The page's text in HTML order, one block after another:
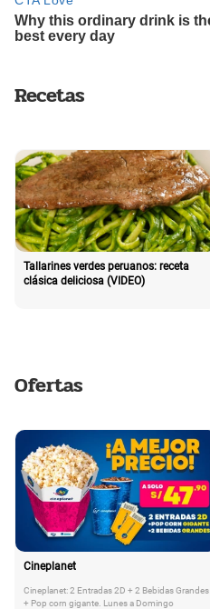
Recetas
Tallarines verdes peruanos: receta
clásica deliciosa (VIDEO)
Ofertas
Cineplanet
Cineplanet: 2 Entradas 2D + 2 Bebidas Grandes
+ Pop corn gigante. Lunes a Domingo